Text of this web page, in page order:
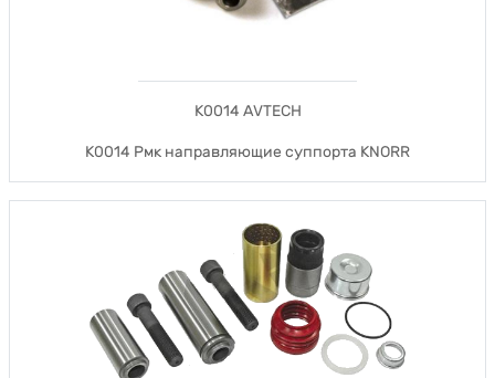
K0014 AVTECH
K0014 Рмк направляющие суппорта KNORR